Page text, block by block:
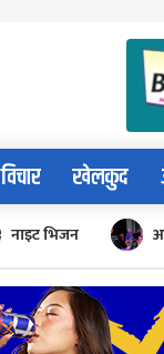
विचार खेलकुद
नाइट भिजन